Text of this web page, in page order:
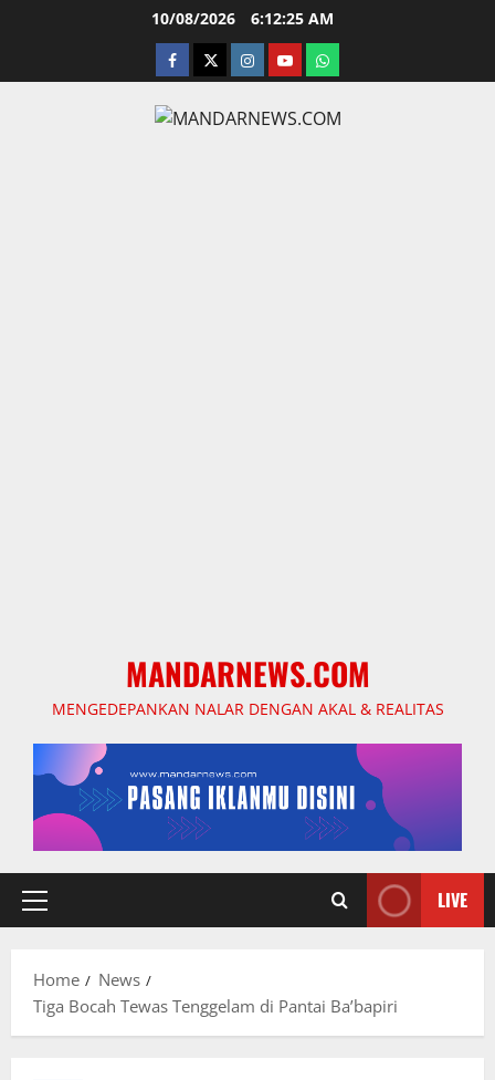
10/08/2026 6:12:26 AM
facebooktwitterinstagram.com
youtubewhatsapp
MANDARNEWS.COM
MENGEDEPANKAN NALAR DENGAN AKAL & REALITAS
Primary
LIVE
Home
News
Tiga Bocah Tewas Tenggelam di Pantai Ba’bapiri